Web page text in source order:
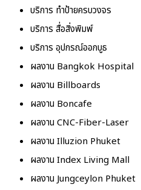
บริการ ทำป้ายครบวงจร
บริการ สื่อสิ่งพิมพ์
บริการ อุปกรณ์ออกบูธ
ผลงาน Bangkok Hospital
ผลงาน Billboards
ผลงาน Boncafe
ผลงาน CNC-Fiber-Laser
ผลงาน Illuzion Phuket
ผลงาน Index Living Mall
ผลงาน Jungceylon Phuket